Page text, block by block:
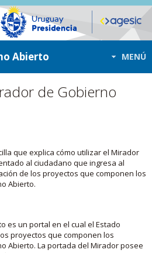
Abierto MENÚ
de Gobierno
que explica cómo utilizar el Mirador
al ciudadano que ingresa al
de los proyectos que componen los
Abierto.
es un portal en el cual el Estado
proyectos que componen los
Abierto. La portada del Mirador posee